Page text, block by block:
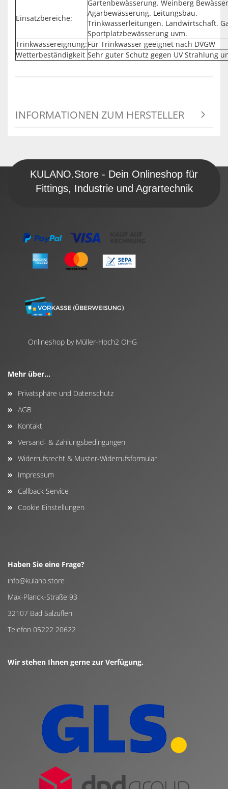
Einsatzbereiche:
Gartenbewässerung. Weinberg
Agarbewässerung. Leitungsbau.
Trinkwasserleitungen. Landwirtschaft.
Sportplatzbewässerung uvm.
Trinkwassereignung:Für Trinkwasser geeignet nach DVGW
Wetterbeständigkeit Sehr guter Schutz gegen UV Strahlung
INFORMATIONEN ZUM HERSTELLER
KULANO.Store - Dein Onlineshop für
Fittings, Industrie und Agrartechnik
Onlineshop by Müller-Hoch2 OHG
Mehr über...
Privatsphäre und Datenschutz
AGB
Kontakt
Versand- & Zahlungsbedingungen
Widerrufsrecht & Muster-Widerrufsformular
Impressum
Callback Service
Cookie Einstellungen
Haben Sie eine Frage?
info@kulano.store
Max-Planck-Straße 93
32107 Bad Salzuflen
Telefon 05222 20622
Wir stehen Ihnen gerne zur Verfügung.